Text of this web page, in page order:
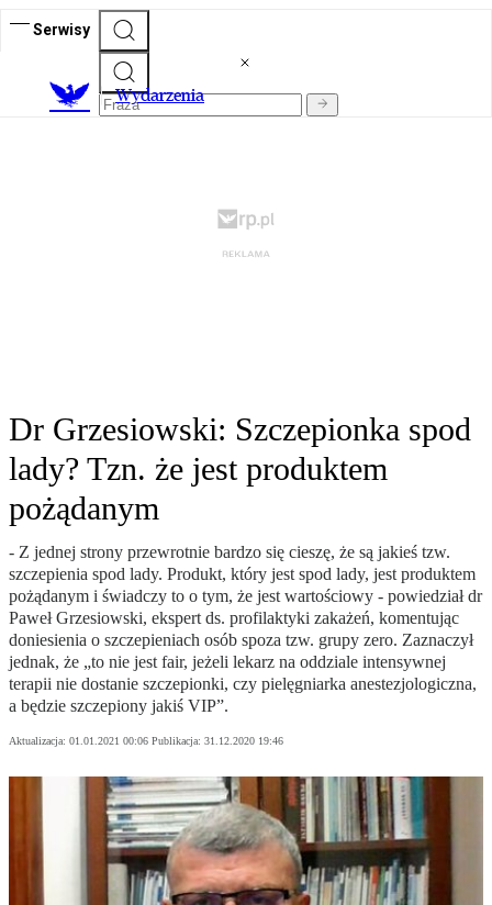
Serwisy
Wydarzenia
Dr Grzesiowski: Szczepionka spod
lady? Tzn. że jest produktem
pożądanym
- Z jednej strony przewrotnie bardzo się cieszę, że są jakieś tzw.
szczepienia spod lady. Produkt, który jest spod lady, jest produktem
pożądanym i świadczy to o tym, że jest wartościowy - powiedział dr
Paweł Grzesiowski, ekspert ds. profilaktyki zakażeń, komentując
doniesienia o szczepieniach osób spoza tzw. grupy zero. Zaznaczył
jednak, że „to nie jest fair, jeżeli lekarz na oddziale intensywnej
terapii nie dostanie szczepionki, czy pielęgniarka anestezjologiczna,
a będzie szczepiony jakiś VIP”.
Aktualizacja: 01.01.2021 00:06 Publikacja: 31.12.2020 19:46